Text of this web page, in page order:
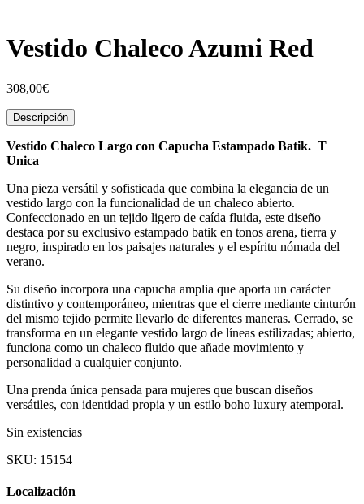
Vestido Chaleco Azumi Red
308,00€
Descripción
Vestido Chaleco Largo con Capucha Estampado Batik. T
Unica
Una pieza versátil y sofisticada que combina la elegancia de un
vestido largo con la funcionalidad de un chaleco abierto.
Confeccionado en un tejido ligero de caída fluida, este diseño
destaca por su exclusivo estampado batik en tonos arena, tierra y
negro, inspirado en los paisajes naturales y el espíritu nómada del
verano.
Su diseño incorpora una capucha amplia que aporta un carácter
distintivo y contemporáneo, mientras que el cierre mediante cinturón
del mismo tejido permite llevarlo de diferentes maneras. Cerrado, se
transforma en un elegante vestido largo de líneas estilizadas; abierto,
funciona como un chaleco fluido que añade movimiento y
personalidad a cualquier conjunto.
Una prenda única pensada para mujeres que buscan diseños
versátiles, con identidad propia y un estilo boho luxury atemporal.
Sin existencias
SKU: 15154
Localización